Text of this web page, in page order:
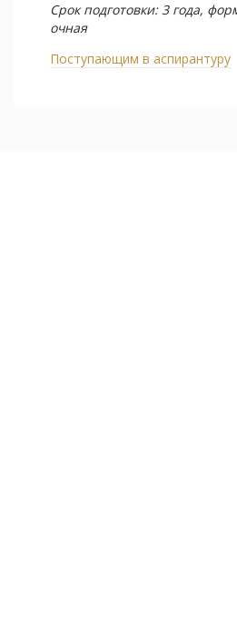
Срок подготовки: 3 года,
очная
Поступающим в аспирантуру